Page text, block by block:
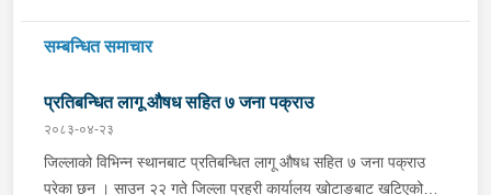
सम्बन्धित समाचार
प्रतिबन्धित लागू औषध सहित ७ जना पक्राउ
२०८३-०४-२३
जिल्लाको विभिन्न स्थानबाट प्रतिबन्धित लागू औषध सहित ७ जना पक्राउ
परेका छन । साउन २२ गते जिल्ला प्रहरी कार्यालय खोटाङबाट खटिएको